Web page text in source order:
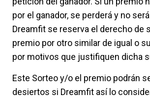
por el ganador, se perderá y no
Dreamfit se reserva el derecho de
premio por otro similar de igual o
por motivos que justifiquen dicha
Este Sorteo y/o el premio podrán
desiertos si Dreamfit así lo